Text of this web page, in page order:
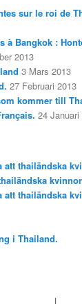
sur le roi de
à Bangkok :
2013
3 Mars 2013
27 Februari 2013
kommer till
24 Januari
att thailändska
att thailändska
i Thailand.
|